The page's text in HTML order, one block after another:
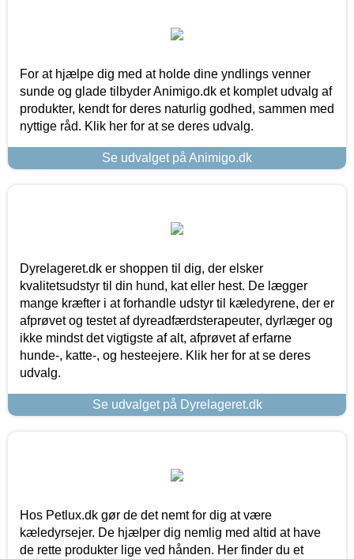
For at hjælpe dig med at holde dine yndlings venner
sunde og glade tilbyder Animigo.dk et komplet udvalg af
produkter, kendt for deres naturlig godhed, sammen med
nyttige råd. Klik her for at se deres udvalg.
Se udvalget på Animigo.dk
Dyrelageret.dk er shoppen til dig, der elsker
kvalitetsudstyr til din hund, kat eller hest. De lægger
mange kræfter i at forhandle udstyr til kæledyrene, der er
afprøvet og testet af dyreadfærdsterapeuter, dyrlæger og
ikke mindst det vigtigste af alt, afprøvet af erfarne
hunde-, katte-, og hesteejere. Klik her for at se deres
udvalg.
Se udvalget på Dyrelageret.dk
Hos Petlux.dk gør de det nemt for dig at være
kæledyrsejer. De hjælper dig nemlig med altid at have
de rette produkter lige ved hånden. Her finder du et